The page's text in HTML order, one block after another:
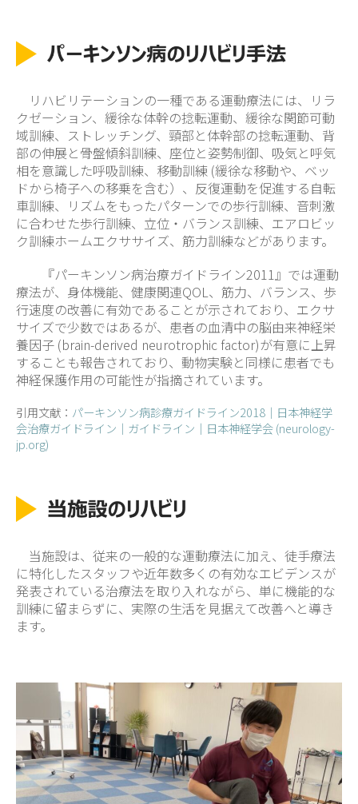
リハビリテーションの一種である運動療法には、リラ
クゼーション、緩徐な体幹の捻転運動、緩徐な関節可動
域訓練、ストレッチング、頸部と体幹部の捻転運動、背
部の伸展と骨盤傾斜訓練、座位と姿勢制御、吸気と呼気
相を意識した呼吸訓練、移動訓練 (緩徐な移動や、ベッ
ドから椅子への移乗を含む）、反復運動を促進する自転
車訓練、リズムをもったパターンでの歩行訓練、音刺激
に合わせた歩行訓練、立位・バランス訓練、エアロビッ
ク訓練ホームエクササイズ、筋力訓練などがあります。
『パーキンソン病治療ガイドライン2011』では運動
療法が、身体機能、健康関連QOL、筋力、バランス、歩
行速度の改善に有効であることが示されており、エクサ
サイズで少数ではあるが、患者の血清中の脳由来神経栄
養因子 (brain-derived neurotrophic factor)が有意に上昇
することも報告されており、動物実験と同様に患者でも
神経保護作用の可能性が指摘されています。
引用文献： パーキンソン病診療ガイドライン2018｜日本神経学
会治療ガイドライン｜ガイドライン｜日本神経学会 (neurology-
jp.org)
当施設は、従来の一般的な運動療法に加え、徒手療法
に特化したスタッフや近年数多くの有効なエビデンスが
発表されている治療法を取り入れながら、単に機能的な
訓練に留まらずに、実際の生活を見据えて改善へと導き
ます。